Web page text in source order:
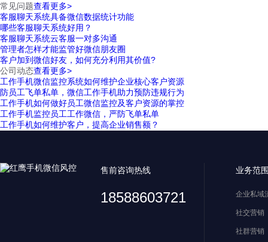
常见问题查看更多>
客服聊天系统具备微信数据统计功能
哪些客服聊天系统好用？
客服聊天系统云客服一对多沟通
管理者怎样才能监管好微信朋友圈
客户加到微信好友，如何充分利用其价值?
公司动态查看更多>
工作手机微信监控系统如何维护企业核心客户资源
防员工飞单私单，微信工作手机助力预防违规行为
工作手机如何做好员工微信监控及客户资源的掌控
工作手机监控员工工作微信，严防飞单私单
工作手机如何维护客户，提高企业销售额？
售前咨询热线
18588603721
业务范
企业私域
社交营销
社群营销